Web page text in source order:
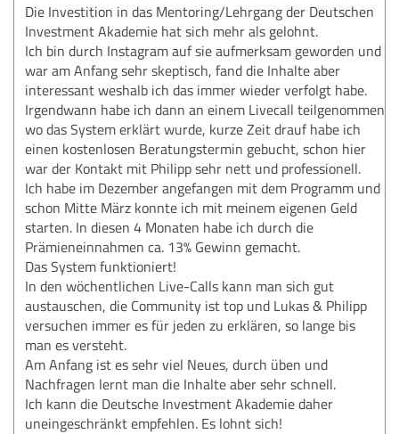
Die Investition in das Mentoring/Lehrgang der Deutschen
Investment Akademie hat sich mehr als gelohnt.
Ich bin durch Instagram auf sie aufmerksam geworden und
war am Anfang sehr skeptisch, fand die Inhalte aber
interessant weshalb ich das immer wieder verfolgt habe.
Irgendwann habe ich dann an einem Livecall teilgenommen
wo das System erklärt wurde, kurze Zeit drauf habe ich
einen kostenlosen Beratungstermin gebucht, schon hier
war der Kontakt mit Philipp sehr nett und professionell.
Ich habe im Dezember angefangen mit dem Programm und
schon Mitte März konnte ich mit meinem eigenen Geld
starten. In diesen 4 Monaten habe ich durch die
Prämieneinnahmen ca. 13% Gewinn gemacht.
Das System funktioniert!
In den wöchentlichen Live-Calls kann man sich gut
austauschen, die Community ist top und Lukas & Philipp
versuchen immer es für jeden zu erklären, so lange bis
man es versteht.
Am Anfang ist es sehr viel Neues, durch üben und
Nachfragen lernt man die Inhalte aber sehr schnell.
Ich kann die Deutsche Investment Akademie daher
uneingeschränkt empfehlen. Es lohnt sich!